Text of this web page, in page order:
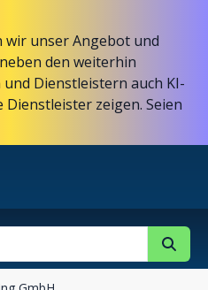
wir unser Angebot und
den weiterhin
Dienstleistern auch KI-
zeigen. Seien